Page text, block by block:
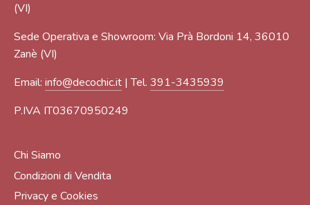
(VI)
Sede Operativa e Showroom: Via Prà Bordoni 14, 36010
Zanè (VI)
Email: info@decochic.it | Tel. 391-3435939
P.IVA IT03670950249
Chi Siamo
Condizioni di Vendita
Privacy e Cookies